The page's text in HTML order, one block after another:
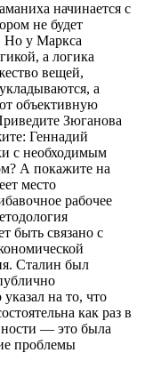
начинается с
не будет
Но у Маркса
а логика
вещей,
а
объективную
Зюганова
Геннадий
с необходимым
А покажите на
место
рабочее
быть связано с
Сталин был
на то, что
как раз в
— это была
проблемы